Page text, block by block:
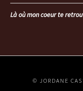
Là où mon coeur te
© JORDANE